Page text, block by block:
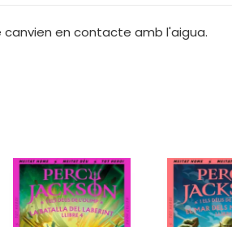
canvien en contacte amb l'aigua.